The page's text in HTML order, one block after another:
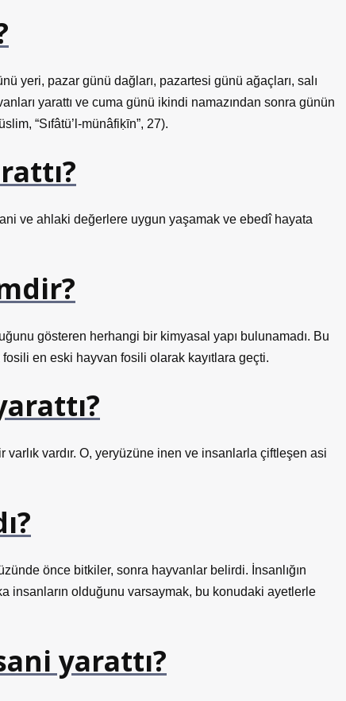
yeri, pazar günü dağları, pazartesi günü ağaçları, salı
yarattı ve cuma günü ikindi namazından sonra günün
“Sıfâtü’l-münâfiḳīn”, 27).
ve ahlaki değerlere uygun yaşamak ve ebedî hayata
gösteren herhangi bir kimyasal yapı bulunamadı. Bu
en eski hayvan fosili olarak kayıtlara geçti.
varlık vardır. O, yeryüzüne inen ve insanlarla çiftleşen asi
önce bitkiler, sonra hayvanlar belirdi. İnsanlığın
insanların olduğunu varsaymak, bu konudaki ayetlerle
yarattı?